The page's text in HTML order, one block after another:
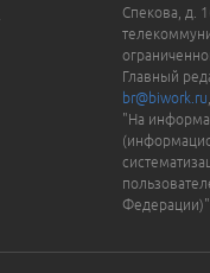
Спекова, д.
Главный
br@biwork.ru
"На
Федерации)".